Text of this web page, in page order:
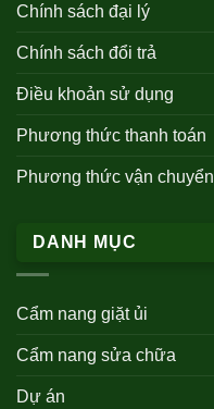
Chính sách đại lý
Chính sách đổi trả
Điều khoản sử dụng
Phương thức thanh toán
Phương thức vận chuyển
DANH MỤC
Cẩm nang giặt ủi
Cẩm nang sửa chữa
Dự án